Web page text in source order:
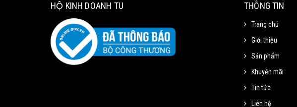
HỘ KINH DOANH TU THÔNG TIN
Trang chủ
Giới thiệu
Sản phẩm
Khuyến mãi
Tin tức
Liên hệ